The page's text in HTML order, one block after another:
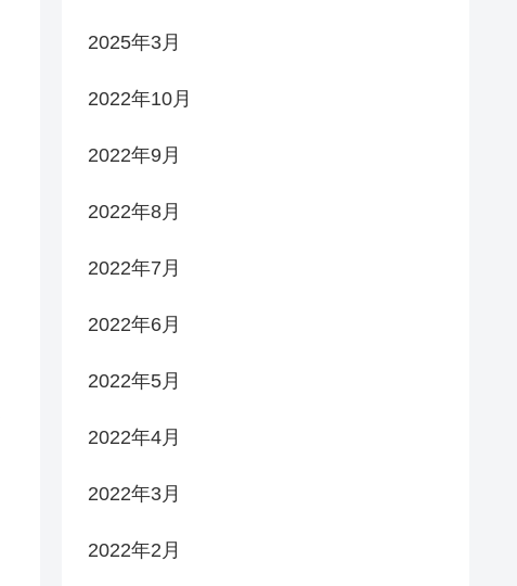
2025年3月
2022年10月
2022年9月
2022年8月
2022年7月
2022年6月
2022年5月
2022年4月
2022年3月
2022年2月